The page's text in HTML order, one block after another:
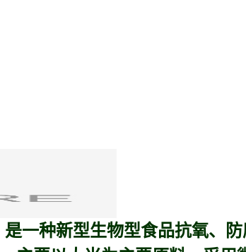
是一种新型生物型食品抗氧、